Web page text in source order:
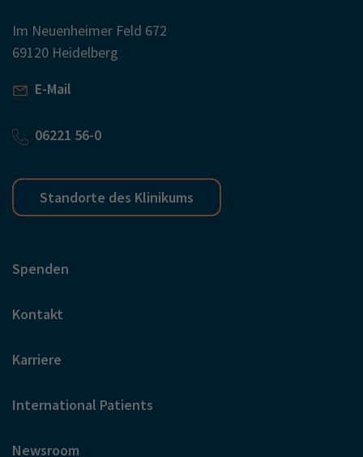
Im Neuenheimer Feld 672
69120 Heidelberg
E-Mail
06221 56-0
Standorte des Klinikums
Spenden
Kontakt
Karriere
International Patients
Newsroom